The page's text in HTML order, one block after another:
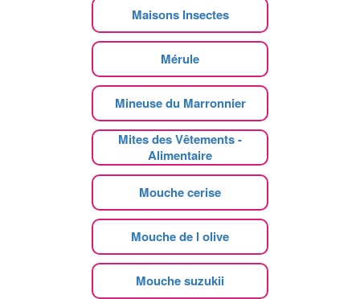
Maisons Insectes
Mérule
Mineuse du Marronnier
Mites des Vêtements -
Alimentaire
Mouche cerise
Mouche de l olive
Mouche suzukii